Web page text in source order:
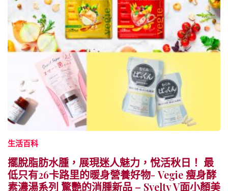
生活百科
擺脫脂肪水腫，展現迷人魅力，悅活秋日！ 最
低只有26卡路里的暖身營養好物- Vegie 瘦身酵
素濃湯系列 驚艷的消腫新品 – Svelty V面小顏美